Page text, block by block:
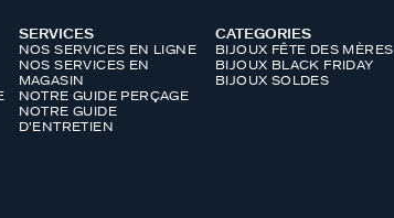
SERVICES
NOS SERVICES EN LIGNE
NOS SERVICES EN
MAGASIN
NOTRE GUIDE PERÇAGE
NOTRE GUIDE
D'ENTRETIEN
CATEGORIES
BIJOUX FÊTE DES MÈRES
BIJOUX BLACK FRIDAY
BIJOUX SOLDES